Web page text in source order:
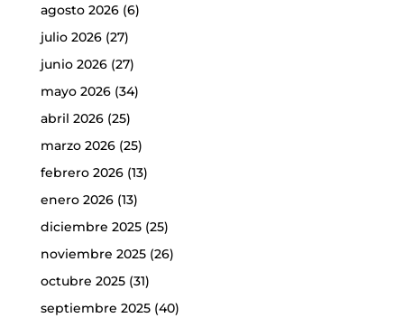
agosto 2026(6)
julio 2026(27)
junio 2026(27)
mayo 2026(34)
abril 2026(25)
marzo 2026(25)
febrero 2026(13)
enero 2026(13)
diciembre 2025(25)
noviembre 2025(26)
octubre 2025(31)
septiembre 2025(40)